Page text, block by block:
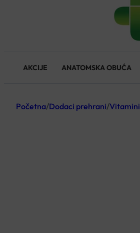
AKCIJE ANATOMSKA OBUĆA
Početna/Dodaci prehrani/Vitamini